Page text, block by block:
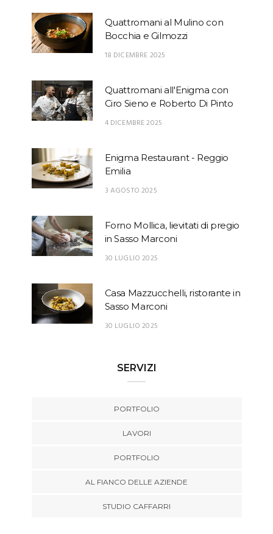
Quattromani al Mulino con
Bocchia e Gilmozzi
18 DICEMBRE 2025
Quattromani all'Enigma con
Ciro Sieno e Roberto Di Pinto
4 DICEMBRE 2025
Enigma Restaurant - Reggio
Emilia
3 AGOSTO 2025
Forno Mollica, lievitati di pregio
in Sasso Marconi
30 LUGLIO 2025
Casa Mazzucchelli, ristorante in
Sasso Marconi
30 LUGLIO 2025
SERVIZI
PORTFOLIO
LAVORI
PORTFOLIO
AL FIANCO DELLE AZIENDE
STUDIO CAFFARRI